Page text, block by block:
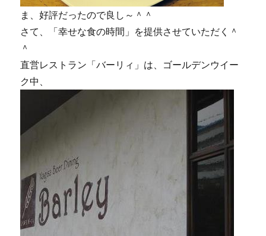
ま、好評だったので良し～＾＾
さて、「幸せな食の時間」を提供させていただく＾
＾
直営レストラン「バーリィ」は、ゴールデンウイー
ク中、